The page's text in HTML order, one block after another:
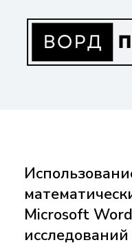
содержанию
Microsoft